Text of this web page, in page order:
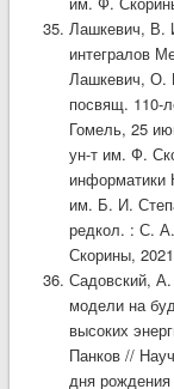
Лашкевич, В.
интегралов
Лашкевич, О.
посвящ. 110-
Гомель, 25
ун-т им. Ф.
информатики
им. Б. И.
редкол. : С.
Скорины,
Садовский, А.
модели на
высоких
Панков //
дня